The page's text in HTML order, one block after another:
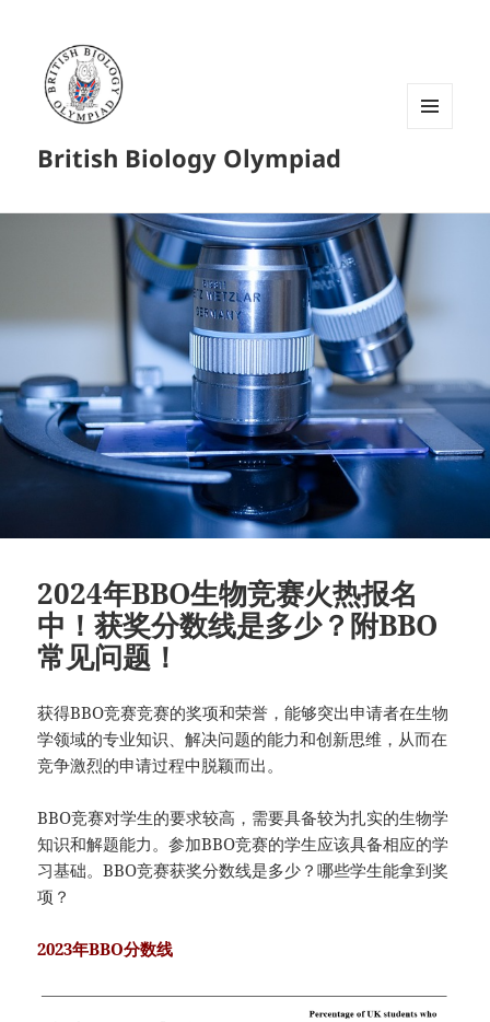
British Biology Olympiad
2024年BBO生物竞赛火热报名
中！获奖分数线是多少？附BBO
常见问题！
获得BBO竞赛竞赛的奖项和荣誉，能够突出申请者在生物
学领域的专业知识、解决问题的能力和创新思维，从而在
竞争激烈的申请过程中脱颖而出。
BBO竞赛对学生的要求较高，需要具备较为扎实的生物学
知识和解题能力。参加BBO竞赛的学生应该具备相应的学
习基础。BBO竞赛获奖分数线是多少？哪些学生能拿到奖
项？
2023年BBO分数线